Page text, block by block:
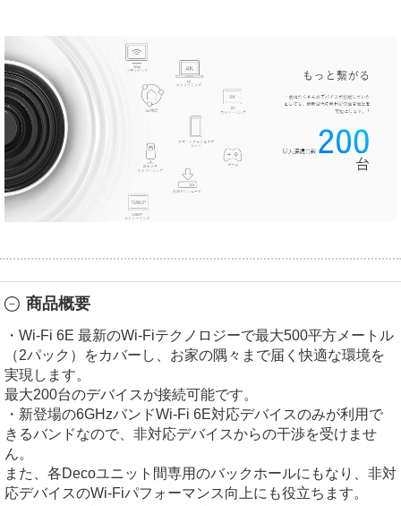
商品概要
・Wi-Fi 6E 最新のWi-Fiテクノロジーで最大500平方メートル
（2パック）をカバーし、お家の隅々まで届く快適な環境を
実現します。
最大200台のデバイスが接続可能です。
・新登場の6GHzバンドWi-Fi 6E対応デバイスのみが利用で
きるバンドなので、非対応デバイスからの干渉を受けませ
ん。
また、各Decoユニット間専用のバックホールにもなり、非対
応デバイスのWi-Fiパフォーマンス向上にも役立ちます。